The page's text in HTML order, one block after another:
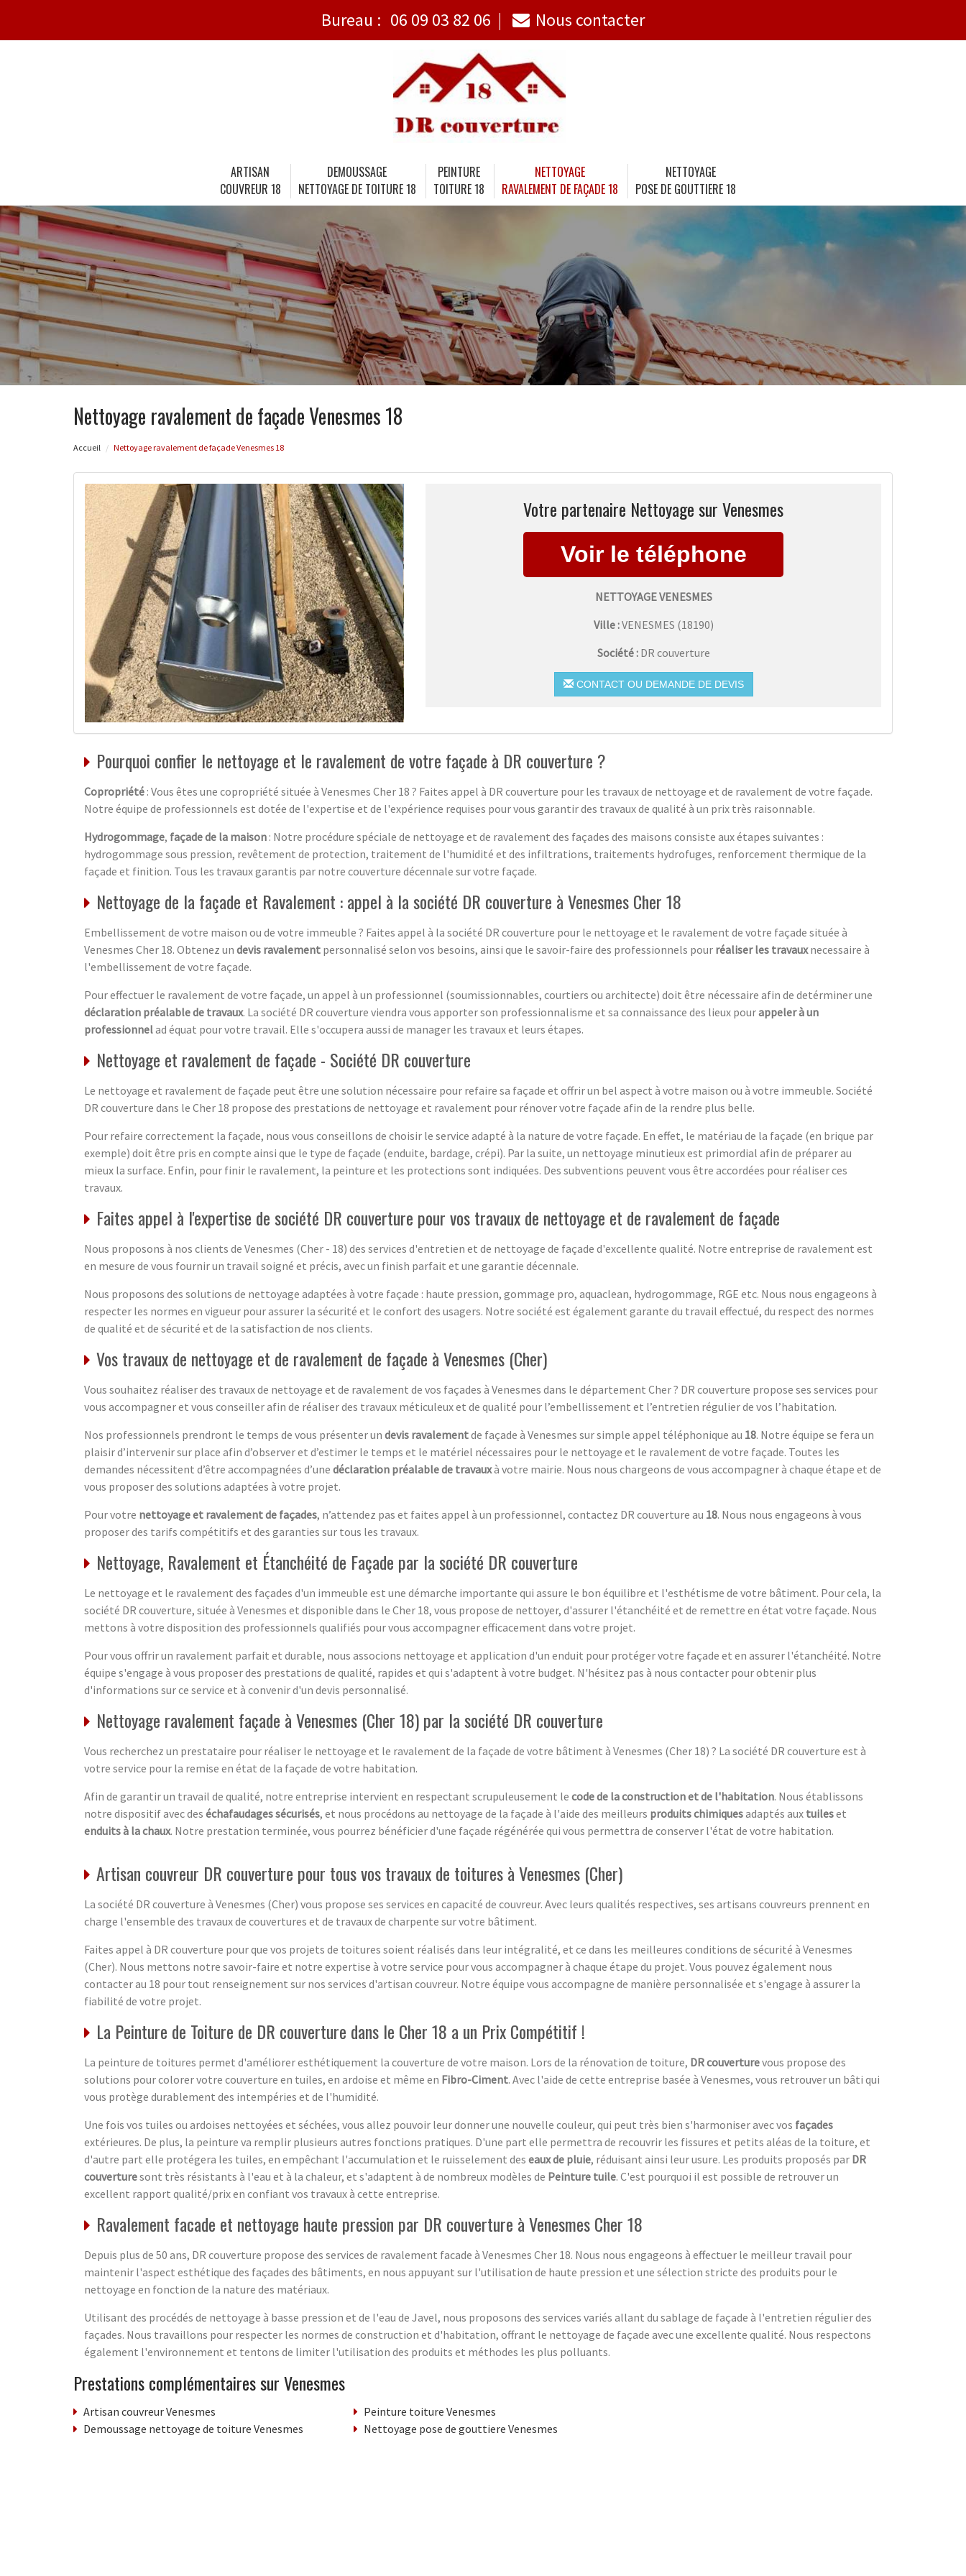
Bureau : 06 09 03 82 06 Nous contacter
ARTISAN
COUVREUR 18
DEMOUSSAGE
NETTOYAGE DE TOITURE 18
PEINTURE
TOITURE 18
NETTOYAGE
RAVALEMENT DE FAÇADE 18
NETTOYAGE
POSE DE GOUTTIERE 18
Nettoyage ravalement de façade Venesmes 18
Accueil Nettoyage ravalement de façade Venesmes 18
Votre partenaire Nettoyage sur Venesmes
NETTOYAGE VENESMES
Ville :VENESMES (18190)
Société : DR couverture
CONTACT OU DEMANDE DE DEVIS
Pourquoi confier le nettoyage et le ravalement de votre façade à DR couverture ?
Copropriété : Vous êtes une copropriété située à Venesmes Cher 18 ? Faites appel à DR couverture pour les travaux de nettoyage et de ravalement de votre façade.
Notre équipe de professionnels est dotée de l'expertise et de l'expérience requises pour vous garantir des travaux de qualité à un prix très raisonnable.
Hydrogommage, façade de la maison : Notre procédure spéciale de nettoyage et de ravalement des façades des maisons consiste aux étapes suivantes :
hydrogommage sous pression, revêtement de protection, traitement de l'humidité et des infiltrations, traitements hydrofuges, renforcement thermique de la
façade et finition. Tous les travaux garantis par notre couverture décennale sur votre façade.
Nettoyage de la façade et Ravalement : appel à la société DR couverture à Venesmes Cher 18
Embellissement de votre maison ou de votre immeuble ? Faites appel à la société DR couverture pour le nettoyage et le ravalement de votre façade située à
Venesmes Cher 18. Obtenez un devis ravalement personnalisé selon vos besoins, ainsi que le savoir-faire des professionnels pour réaliser les travauxnecessaire à
l'embellissement de votre façade.
Pour effectuer le ravalement de votre façade, un appel à un professionnel (soumissionnables, courtiers ou architecte) doit être nécessaire afin de detérminer une
déclaration préalable de travaux. La société DR couverture viendra vous apporter son professionnalisme et sa connaissance des lieux pourappeler à un
professionnelad équat pour votre travail. Elle s'occupera aussi de manager les travaux et leurs étapes.
Nettoyage et ravalement de façade - Société DR couverture
Le nettoyage et ravalement de façade peut être une solution nécessaire pour refaire sa façade et offrir un bel aspect à votre maison ou à votre immeuble. Société
DR couverture dans le Cher 18 propose des prestations de nettoyage et ravalement pour rénover votre façade afin de la rendre plus belle.
Pour refaire correctement la façade, nous vous conseillons de choisir le service adapté à la nature de votre façade. En effet, le matériau de la façade (en brique par
exemple) doit être pris en compte ainsi que le type de façade (enduite, bardage, crépi). Par la suite, un nettoyage minutieux est primordial afin de préparer au
mieux la surface. Enfin, pour finir le ravalement, la peinture et les protections sont indiquées. Des subventions peuvent vous être accordées pour réaliser ces
travaux.
Faites appel à l'expertise de société DR couverture pour vos travaux de nettoyage et de ravalement de façade
Nous proposons à nos clients de Venesmes (Cher - 18) des services d'entretien et de nettoyage de façade d'excellente qualité. Notre entreprise de ravalement est
en mesure de vous fournir un travail soigné et précis, avec un finish parfait et une garantie décennale.
Nous proposons des solutions de nettoyage adaptées à votre façade : haute pression, gommage pro, aquaclean, hydrogommage, RGE etc. Nous nous engageons à
respecter les normes en vigueur pour assurer la sécurité et le confort des usagers. Notre société est également garante du travail effectué, du respect des normes
de qualité et de sécurité et de la satisfaction de nos clients.
Vos travaux de nettoyage et de ravalement de façade à Venesmes (Cher)
Vous souhaitez réaliser des travaux de nettoyage et de ravalement de vos façades à Venesmes dans le département Cher ? DR couverture propose ses services pour
vous accompagner et vous conseiller afin de réaliser des travaux méticuleux et de qualité pour l’embellissement et l’entretien régulier de vos l’habitation.
Nos professionnels prendront le temps de vous présenter un devis ravalementde façade à Venesmes sur simple appel téléphonique au 18. Notre équipe se fera un
plaisir d’intervenir sur place afin d’observer et d’estimer le temps et le matériel nécessaires pour le nettoyage et le ravalement de votre façade. Toutes les
demandes nécessitent d’être accompagnées d’une déclaration préalable de travauxà votre mairie. Nous nous chargeons de vous accompagner à chaque étape et de
vous proposer des solutions adaptées à votre projet.
Pour votre nettoyage et ravalement de façades, n’attendez pas et faites appel à un professionnel, contactez DR couverture au 18. Nous nous engageons à vous
proposer des tarifs compétitifs et des garanties sur tous les travaux.
Nettoyage, Ravalement et Étanchéité de Façade par la société DR couverture
Le nettoyage et le ravalement des façades d'un immeuble est une démarche importante qui assure le bon équilibre et l'esthétisme de votre bâtiment. Pour cela, la
société DR couverture, située à Venesmes et disponible dans le Cher 18, vous propose de nettoyer, d'assurer l'étanchéité et de remettre en état votre façade. Nous
mettons à votre disposition des professionnels qualifiés pour vous accompagner efficacement dans votre projet.
Pour vous offrir un ravalement parfait et durable, nous associons nettoyage et application d'un enduit pour protéger votre façade et en assurer l'étanchéité. Notre
équipe s'engage à vous proposer des prestations de qualité, rapides et qui s'adaptent à votre budget. N'hésitez pas à nous contacter pour obtenir plus
d'informations sur ce service et à convenir d'un devis personnalisé.
Nettoyage ravalement façade à Venesmes (Cher 18) par la société DR couverture
Vous recherchez un prestataire pour réaliser le nettoyage et le ravalement de la façade de votre bâtiment à Venesmes (Cher 18) ? La société DR couverture est à
votre service pour la remise en état de la façade de votre habitation.
Afin de garantir un travail de qualité, notre entreprise intervient en respectant scrupuleusement le code de la construction et de l'habitation. Nous établissons
notre dispositif avec des échafaudages sécurisés, et nous procédons au nettoyage de la façade à l'aide des meilleurs produits chimiquesadaptés aux tuileset
enduits à la chaux. Notre prestation terminée, vous pourrez bénéficier d'une façade régénérée qui vous permettra de conserver l'état de votre habitation.
Artisan couvreur DR couverture pour tous vos travaux de toitures à Venesmes (Cher)
La société DR couverture à Venesmes (Cher) vous propose ses services en capacité de couvreur. Avec leurs qualités respectives, ses artisans couvreurs prennent en
charge l'ensemble des travaux de couvertures et de travaux de charpente sur votre bâtiment.
Faites appel à DR couverture pour que vos projets de toitures soient réalisés dans leur intégralité, et ce dans les meilleures conditions de sécurité à Venesmes
(Cher). Nous mettons notre savoir-faire et notre expertise à votre service pour vous accompagner à chaque étape du projet. Vous pouvez également nous
contacter au 18 pour tout renseignement sur nos services d'artisan couvreur. Notre équipe vous accompagne de manière personnalisée et s'engage à assurer la
fiabilité de votre projet.
La Peinture de Toiture de DR couverture dans le Cher 18 a un Prix Compétitif !
La peinture de toitures permet d'améliorer esthétiquement la couverture de votre maison. Lors de la rénovation de toiture, DR couverturevous propose des
solutions pour colorer votre couverture en tuiles, en ardoise et même en Fibro-Ciment. Avec l'aide de cette entreprise basée à Venesmes, vous retrouver un bâti qui
vous protège durablement des intempéries et de l'humidité.
Une fois vos tuiles ou ardoises nettoyées et séchées, vous allez pouvoir leur donner une nouvelle couleur, qui peut très bien s'harmoniser avec vos façades
extérieures. De plus, la peinture va remplir plusieurs autres fonctions pratiques. D'une part elle permettra de recouvrir les fissures et petits aléas de la toiture, et
d'autre part elle protégera les tuiles, en empêchant l'accumulation et le ruisselement des eaux de pluie, réduisant ainsi leur usure. Les produits proposés par DR
couverturesont très résistants à l'eau et à la chaleur, et s'adaptent à de nombreux modèles de Peinture tuile. C'est pourquoi il est possible de retrouver un
excellent rapport qualité/prix en confiant vos travaux à cette entreprise.
Ravalement facade et nettoyage haute pression par DR couverture à Venesmes Cher 18
Depuis plus de 50 ans, DR couverture propose des services de ravalement facade à Venesmes Cher 18. Nous nous engageons à effectuer le meilleur travail pour
maintenir l'aspect esthétique des façades des bâtiments, en nous appuyant sur l'utilisation de haute pression et une sélection stricte des produits pour le
nettoyage en fonction de la nature des matériaux.
Utilisant des procédés de nettoyage à basse pression et de l'eau de Javel, nous proposons des services variés allant du sablage de façade à l'entretien régulier des
façades. Nous travaillons pour respecter les normes de construction et d'habitation, offrant le nettoyage de façade avec une excellente qualité. Nous respectons
également l'environnement et tentons de limiter l'utilisation des produits et méthodes les plus polluants.
Prestations complémentaires sur Venesmes
Artisan couvreur Venesmes
Demoussage nettoyage de toiture Venesmes
Peinture toiture Venesmes
Nettoyage pose de gouttiere Venesmes